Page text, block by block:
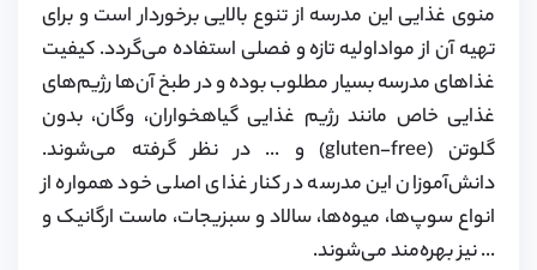
منوی غذایی این مدرسه از تنوع بالایی برخوردار است و برای
تهیه آن از مواداولیه تازه و فصلی استفاده می‌گردد. کیفیت
غذاهای مدرسه بسیار مطلوب بوده و در طبخ آن‌ها رژیم‌های
غذایی خاص مانند رژیم غذایی گیاهخواران، وگان، بدون
گلوتن (gluten-free) و ... در نظر گرفته می‌شوند.
دانش‌آموزان این مدرسه در کنار غذای اصلی خود همواره از
انواع سوپ‌ها، میوه‌ها، سالاد و سبزیجات، ماست ارگانیک و
... نیز بهره‌مند می‌شوند.